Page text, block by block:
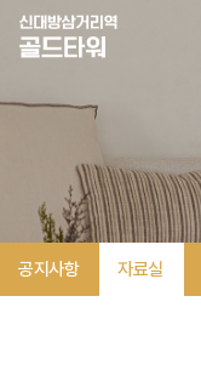
공지사항 자료실